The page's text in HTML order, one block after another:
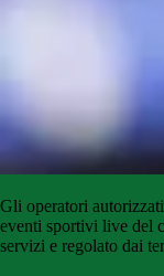
Gli operatori autorizzati
eventi sportivi live del
servizi e regolato dai